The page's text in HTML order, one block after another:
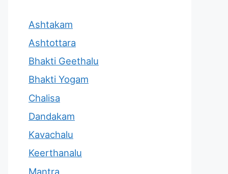
Ashtakam
Ashtottara
Bhakti Geethalu
Bhakti Yogam
Chalisa
Dandakam
Kavachalu
Keerthanalu
Mantra